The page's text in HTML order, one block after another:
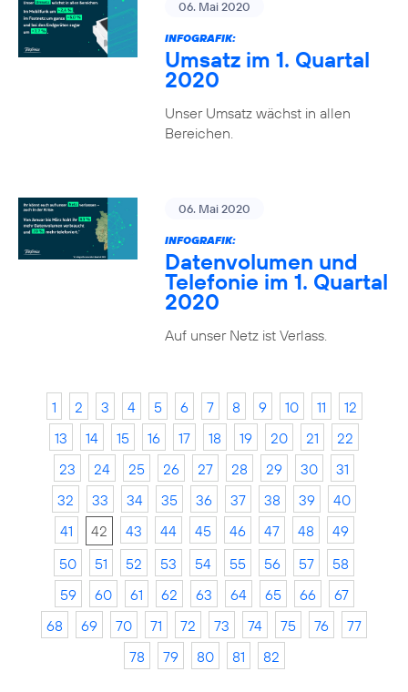
06. Mai 2020
INFOGRAFIK:
Umsatz im 1. Quartal
2020
Unser Umsatz wächst in allen
Bereichen.
06. Mai 2020
INFOGRAFIK:
Datenvolumen und
Telefonie im 1. Quartal
2020
Auf unser Netz ist Verlass.
1 2 3 4 5 6 7 8 9 10 11
12
13
14 15 16 17 18 19 20 21
22
23
24 25 26 27 28 29 30
31
32
33 34 35 36 37 38 39
40
41
42 43 44 45 46 47 48
49
50
51 52 53 54 55 56 57
58
59
60 61 62 63 64 65 66
67
68
69 70 71 72 73 74 75 76
77
78
79 80 81 82